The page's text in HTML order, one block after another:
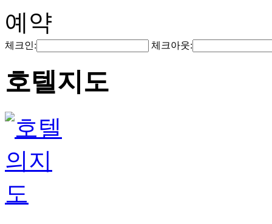
예약
체크인: 체크아웃:
호텔지도